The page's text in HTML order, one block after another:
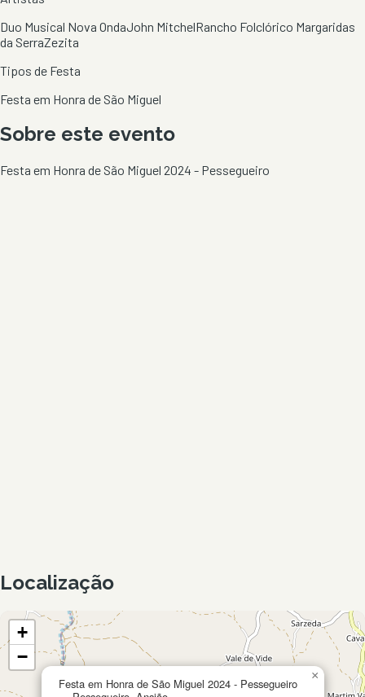
Duo Musical Nova OndaJohn MitchelRancho Folclórico Margaridas
da SerraZezita
Tipos de Festa
Festa em Honra de São Miguel
Sobre este evento
Festa em Honra de São Miguel 2024 - Pessegueiro
Localização
Festa em Honra de São Miguel 2024 - Pessegueiro
×
+
−